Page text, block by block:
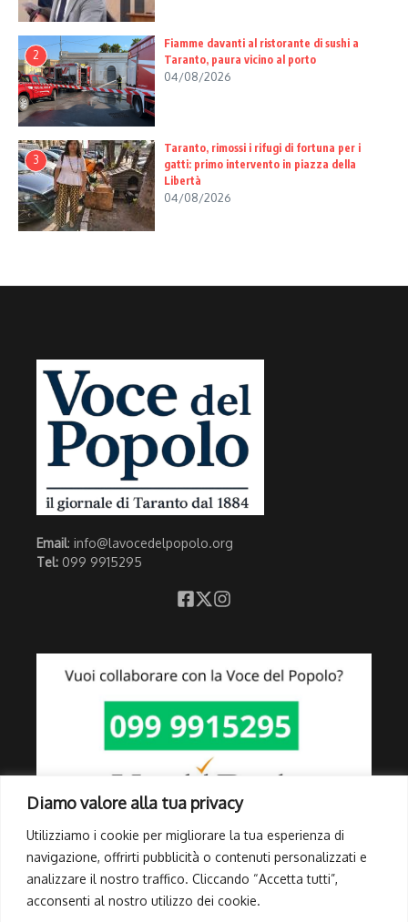
Diamo valore alla tua privacy
Utilizziamo i cookie per migliorare la tua esperienza di
navigazione, offrirti pubblicità o contenuti personalizzati e
analizzare il nostro traffico. Cliccando “Accetta tutti”,
acconsenti al nostro utilizzo dei cookie.
2
Fiamme davanti al ristorante di sushi a
Taranto, paura vicino al porto
04/08/2026
3
Taranto, rimossi i rifugi di fortuna per i
gatti: primo intervento in piazza della
Libertà
04/08/2026
Email: info@lavocedelpopolo.org
Tel: 099 9915295
Link Utili